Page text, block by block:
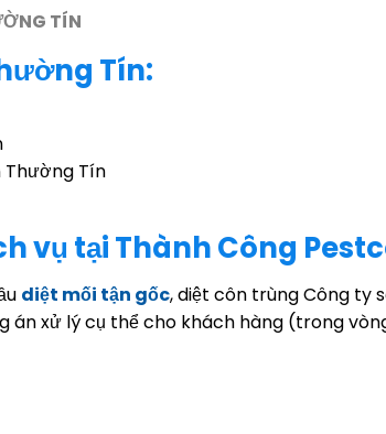
TÍN
Tín:
Thường Tín
vụ tại Thành Công
diệt mối tận gốc, diệt côn trùng Công ty
xử lý cụ thể cho khách hàng (trong